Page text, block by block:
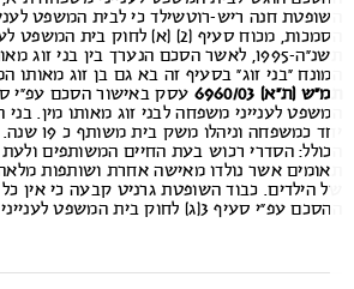
חנה ריש-רוטשילד כי לבית המשפט
הסמכות, מכוח סעיף (2) (א) לחוק בית המשפט
תשנ”ה-1995, לאשר הסכם הנערך בין בני זוג
“בני זוג” בסעיף זה בא גם בן זוג מאותו המין.
(ת”א) 6960/03
לענייני משפחה לבני זוג מאותו מין. בני
יחד כמשפחה וניהלו
הסדרי רכוש בעת החיים המשותפים ולעת
אשר נולדו מאישה אחרת ושותפות מלאה
הילדים. כבוד השופטת גרניט קבעה כי אין כל
עפ”י סעיף 3(ג) לחוק בית המשפט לענייני משפחה.